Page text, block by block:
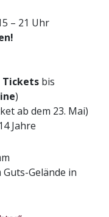
– 21 Uhr
Tickets bis
)
ab dem 23. Mai)
Jahre
Gelände in